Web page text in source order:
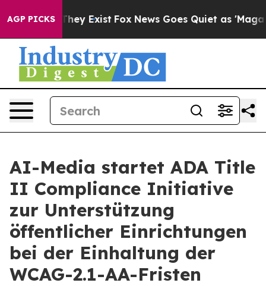
AGP PICKS
Proof They Exist Fox News Goes Quiet as 'Maga
AI-Media startet ADA Title
II Compliance Initiative
zur Unterstützung
öffentlicher Einrichtungen
bei der Einhaltung der
WCAG-2.1-AA-Fristen